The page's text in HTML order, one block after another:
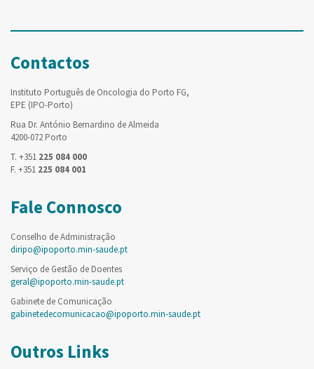
Contactos
Instituto Português de Oncologia do Porto FG,
EPE (IPO-Porto)
Rua Dr. António Bernardino de Almeida
4200-072 Porto
T. +351 225 084 000
F. +351 225 084 001
Fale Connosco
Conselho de Administração
diripo@ipoporto.min-saude.pt
Serviço de Gestão de Doentes
geral@ipoporto.min-saude.pt
Gabinete de Comunicação
gabinetedecomunicacao@ipoporto.min-saude.pt
Outros Links